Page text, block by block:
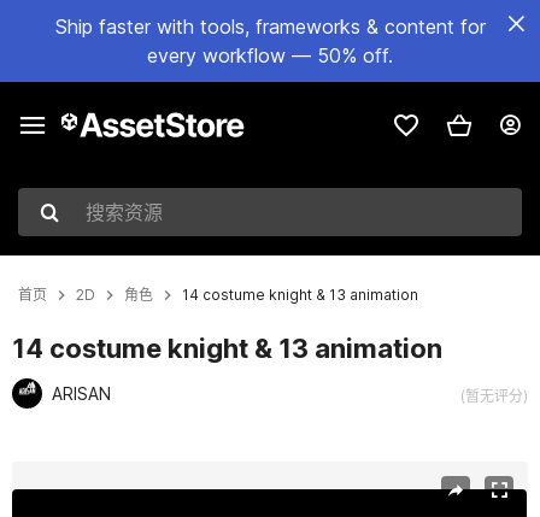
Ship faster with tools, frameworks & content for
every workflow — 50% off.
搜索资源
首页 2D 角色 14 costume knight & 13 animation
14 costume knight & 13 animation
ARISAN (暂无评分)